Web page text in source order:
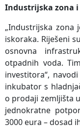
Industrijska zona
„Industrijska zona
iskoraka. Riješeni
osnovna
otpadnih voda.
investitora“,
inkubator s
o prodaji zemljišta
jednokratne
3000 eura – dosad